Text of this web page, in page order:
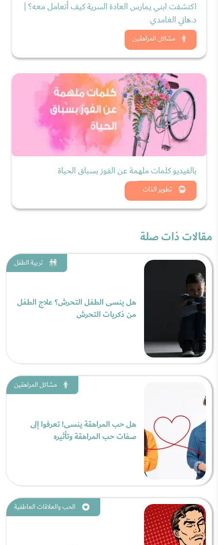
مشاكل المراهقين
اكتشفت ابني يمارس العادة السرية كيف أتعامل معه؟ |
د.هاني الغامدي
شاهد الان
تطوير الذات
بالفيديو كلمات ملهمة عن الفوز بسباق الحياة
شاهد الان
مقالات ذات صلة
تربية الطفل
هل ينسى الطفل التحرش؟ علاج الطفل
من ذكريات التحرش
مشاكل المراهقين
هل حب المراهقة ينسى! تعرفوا إلى
صفات حب المراهقة وتأثيره
الحب والعلاقات العاطفية